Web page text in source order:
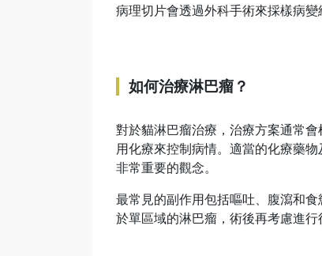
病理切片會透過外科手術來採樣病
如何治療淋巴瘤？
對於貓淋巴瘤治療，治療方案通常
用化療來控制病情。適當的化療藥
非常重要的觀念。
最常見的副作用包括嘔吐、腹瀉和
於單區域的淋巴瘤，術後再考慮進行